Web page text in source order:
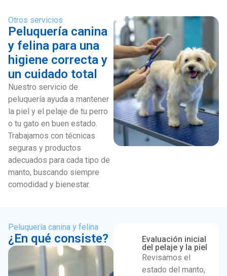
Otros servicios
Peluquería canina
y felina para una
higiene correcta y
un cuidado total
Nuestro servicio de
peluquería ayuda a mantener
la piel y el pelaje de tu perro
o tu gato en buen estado.
Trabajamos con técnicas
seguras y productos
adecuados para cada tipo de
manto, buscando siempre
comodidad y bienestar.
Peluquería canina y felina
¿En qué consiste?
Evaluación inicial
del pelaje y la piel
Revisamos el
estado del manto,